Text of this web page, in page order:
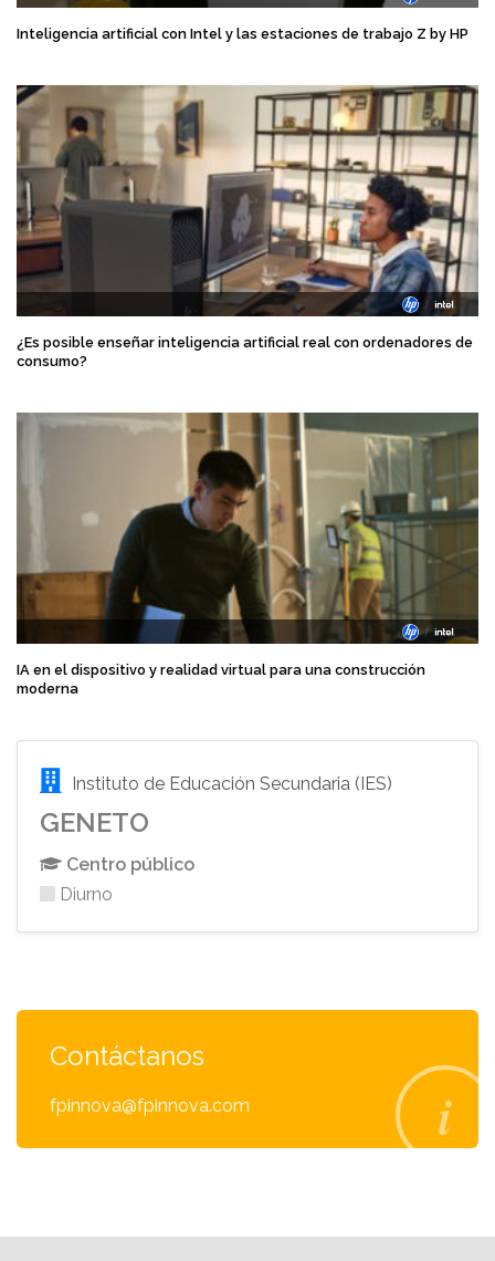
Inteligencia artificial con Intel y las estaciones de trabajo Z by HP
¿Es posible enseñar inteligencia artificial real con ordenadores de
consumo?
IA en el dispositivo y realidad virtual para una construcción
moderna
Instituto de Educación Secundaria (IES)
GENETO
Centro público
Diurno
Contáctanos
fpinnova@fpinnova.com